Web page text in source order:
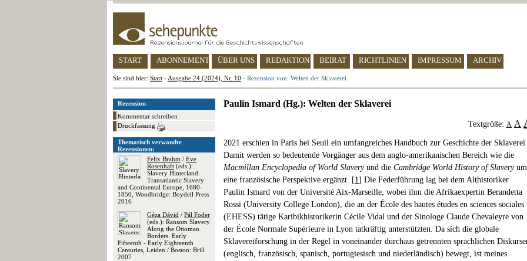
START ABONNEMENT ÜBER UNS REDAKTION BEIRAT RICHTLINIEN IMPRESSUM ARCHIV
Sie sind hier: Start - Ausgabe 24 (2024), Nr. 10 - Rezension von: Welten der Sklaverei
Rezension
Kommentar schreiben
Druckfassung
Thematisch verwandte
Rezensionen:
Felix Brahm / Eve
Rosenhaft (eds.):
Slavery Hinterland.
Transatlantic Slavery
and Continental Europe, 1680-
1850, Woodbridge: Boydell Press
2016
Géza Dávid / Pál Foder
(eds.): Ransom Slavery
Along the Ottoman
Borders. Early
Fifteenth - Early Eighteenth
Centuries, Leiden / Boston: Brill
2007
Paulin Ismard (Hg.): Welten der Sklaverei
Textgröße: A A
2021 erschien in Paris bei Seuil ein umfangreiches Handbuch zur Geschichte der Sklaverei.
Damit werden so bedeutende Vorgänger aus dem anglo-amerikanischen Bereich wie die
Macmillan Encyclopedia of World Slaveryund die Cambridge World History of Slaveryum
eine französische Perspektive ergänzt. [1] Die Federführung lag bei dem Althistoriker
Paulin Ismard von der Université Aix-Marseille, wobei ihm die Afrikaexpertin Berandetta
Rossi (University College London), die an der École des hautes études en sciences sociales
(EHESS) tätige Karibikhistorikerin Cécile Vidal und der Sinologe Claude Chevaleyre von
der École Normale Supérieure in Lyon tatkräftig unterstützten. Da sich die globale
Sklavereiforschung in der Regel in voneinander durchaus getrennten sprachlichen
(englisch, französisch, spanisch, portugiesisch und niederländisch) bewegt, ist meines